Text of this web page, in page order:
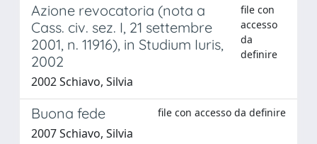
Azione revocatoria (nota a
Cass. civ. sez. I, 21 settembre
2001, n. 11916), in Studium Iuris,
2002
file con
accesso
da
definire
2002 Schiavo, Silvia
Buona fede file con accesso da definire
2007 Schiavo, Silvia